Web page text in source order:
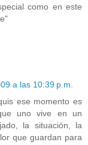
como en este
a las 10:39 p.m.
ese momento es
uno vive en un
la situación, la
que guardan para